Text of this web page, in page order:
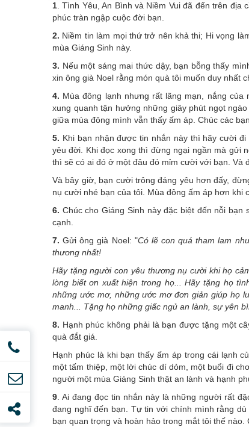
1. Tình Yêu, An Bình và Niềm Vui đã đến trên địa
phúc tràn ngập cuộc đời bạn.
2. Niềm tin làm mọi thứ trở nên khả thi; Hi vọng
mùa Giáng Sinh này.
3. Nếu một sáng mai thức dậy, bạn bỗng thấy
xin ông già Noel rằng món quà tôi muốn duy nhất
4. Mùa đông lạnh nhưng rất lãng mạn, nắng
xung quanh tận hưởng những giây phút ngọt
giữa mùa đông mình vẫn thấy ấm áp. Chúc các
5. Khi bạn nhận được tin nhắn này thì hãy cười
yêu đời. Khi đọc xong thì đừng ngại ngần mà gửi
thì sẽ có ai đó ở một đâu đó mỉm cười với bạn. Và
Và bây giờ, bạn cười trông đáng yêu hơn đấy,
nụ cười nhé bạn của tôi. Mùa đông ấm áp hơn khi
6. Chúc cho Giáng Sinh này đặc biệt đến nỗi
cạnh.
7. Gửi ông già Noel: "Có lẽ con quá tham lam
thương nhất!
Hãy tặng người con yêu thương nụ cười khi họ
lòng biết ơn xuất hiện trong họ... Hãy tặng họ
những ước mơ, những ước mơ đơn giản giúp họ
manh... Tặng họ những giấc ngủ an lành, sự yên
8. Hạnh phúc không phải là bạn được tặng một
quà đắt giá.
Hạnh phúc là khi bạn thấy ấm áp trong cái lạnh
một tấm thiệp, một lời chúc dí dỏm, một buổi đi
người một mùa Giáng Sinh thật an lành và hạnh
9. Ai đang đọc tin nhắn này là những người rất
đang nghĩ đến bạn. Tự tin với chính mình rằng
bạn quan trọng và hoàn hảo trong mắt tôi thế